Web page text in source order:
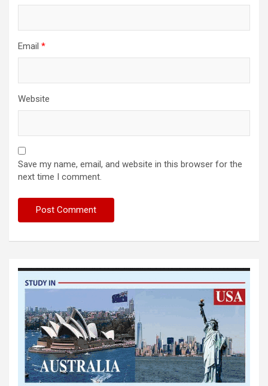
Email *
Website
Save my name, email, and website in this browser for the
next time I comment.